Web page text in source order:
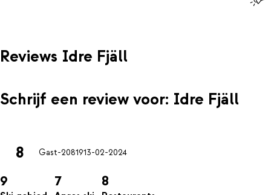
Reviews Idre Fjäll
Schrijf een review voor: Idre Fjäll
8 Gast-2081913-02-2024
9 7 8